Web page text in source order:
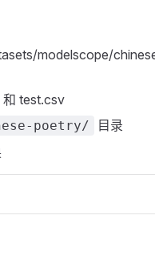
modelscope/
test.csv
poetry/
目录